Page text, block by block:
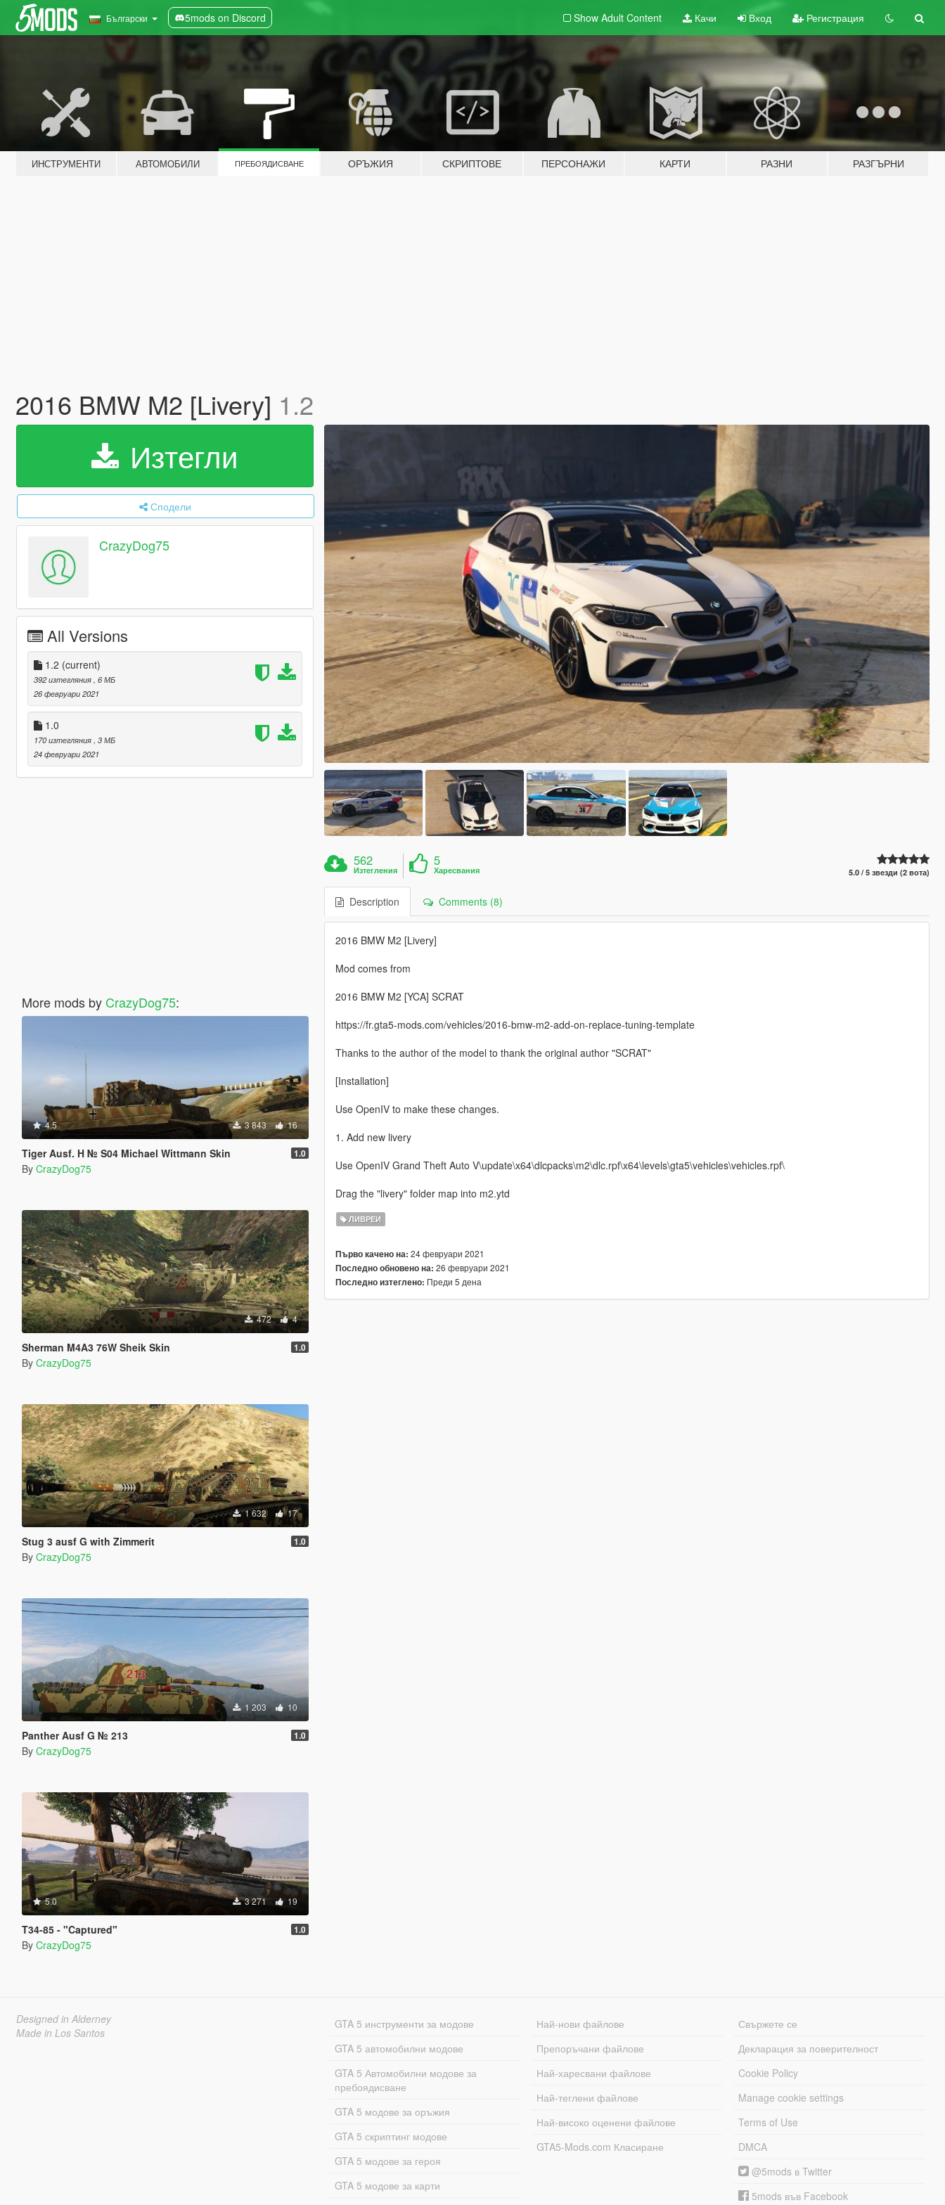
Български 5mods on Discord Show Adult Content Качи Вход Регистрация
ИНСТРУМЕНТИ АВТОМОБИЛИ ПРЕБОЯДИСВАНЕ ОРЪЖИЯ СКРИПТОВЕ ПЕРСОНАЖИ КАРТИ РАЗНИ РАЗГЪРНИ
2016 BMW M2 [Livery] 1.2
Изтегли
Сподели
CrazyDog75
All Versions
1.2 (current)
392 изтегляния , 6 МБ
26 февруари 2021
1.0
170 изтегляния , 3 МБ
24 февруари 2021
More mods by CrazyDog75:
4.5 3 843 16
Tiger Ausf. H № S04 Michael Wittmann Skin 1.0
By CrazyDog75
472 4
Sherman M4A3 76W Sheik Skin 1.0
By CrazyDog75
1 632 17
Stug 3 ausf G with Zimmerit 1.0
By CrazyDog75
1 203 10
Panther Ausf G № 213 1.0
By CrazyDog75
5.0 3 271 19
T34-85 - "Captured" 1.0
By CrazyDog75
562
Изтегления
5
Харесвания 5.0 / 5 звезди (2 вота)
Description Comments (8)
2016 BMW M2 [Livery]
Mod comes from
2016 BMW M2 [YCA] SCRAT
https://fr.gta5-mods.com/vehicles/2016-bmw-m2-add-on-replace-tuning-template
Thanks to the author of the model to thank the original author "SCRAT"
[Installation]
Use OpenIV to make these changes.
1. Add new livery
Use OpenIV Grand Theft Auto V\update\x64\dlcpacks\m2\dlc.rpf\x64\levels\gta5\vehicles\vehicles.rpf\
Drag the "livery" folder map into m2.ytd
ЛИВРЕИ
Първо качено на: 24 февруари 2021
Последно обновено на: 26 февруари 2021
Последно изтеглено: Преди 5 дена
Designed in Alderney
Made in Los Santos
GTA 5 инструменти за модове
GTA 5 автомобилни модове
GTA 5 Автомобилни модове за
пребоядисване
GTA 5 модове за оръжия
GTA 5 скриптинг модове
GTA 5 модове за героя
GTA 5 модове за карти
Най-нови файлове
Препоръчани файлове
Най-харесвани файлове
Най-теглени файлове
Най-високо оценени файлове
GTA5-Mods.com Класиране
Свържете се
Декларация за поверителност
Cookie Policy
Manage cookie settings
Terms of Use
DMCA
@5mods в Twitter
5mods във Facebook